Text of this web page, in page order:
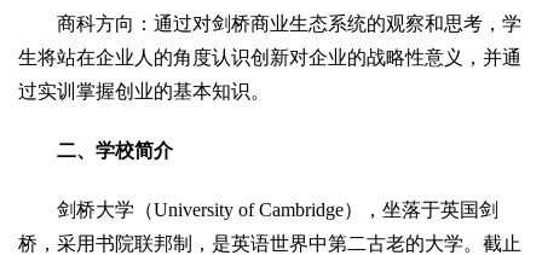
商科方向：通过对剑桥商业生态系统的观察和思考，学
生将站在企业人的角度认识创新对企业的战略性意义，并通
过实训掌握创业的基本知识。
二、学校简介
剑桥大学（University of Cambridge），坐落于英国剑
桥，采用书院联邦制，是英语世界中第二古老的大学。截止